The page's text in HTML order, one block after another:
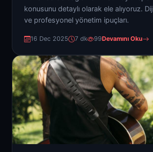
konusunu detaylı olarak ele alıyoruz.
ve profesyonel yönetim ipuçları.
16 Dec 2025 7 dk 99Devamını Oku